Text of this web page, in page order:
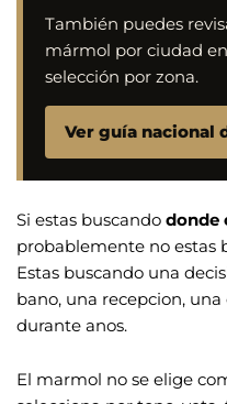
También puedes
mármol por ciudad
selección por zona.
Ver guía nacional
Si estas buscando donde
probablemente no estas
Estas buscando una
bano, una recepcion,
durante anos.
El marmol no se elige